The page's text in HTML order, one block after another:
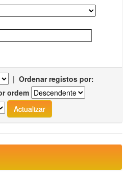
| Ordenar registos por:
ordem